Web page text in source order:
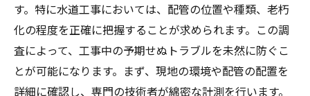
す。特に水道工事においては、配管の位置や種類、老朽
化の程度を正確に把握することが求められます。この調
査によって、工事中の予期せぬトラブルを未然に防ぐこ
とが可能になります。まず、現地の環境や配管の配置を
詳細に確認し、専門の技術者が綿密な計測を行います。